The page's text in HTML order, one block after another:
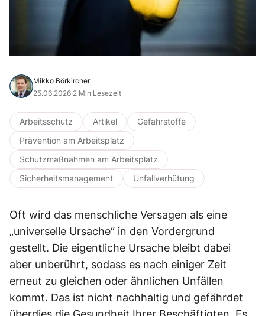
Mikko Börkircher
25.06.2026·2 Min Lesezeit
Arbeitsschutz Artikel
Gefahrstoffe
Prävention am Arbeitsplatz
Schutzmaßnahmen am Arbeitsplatz
Sicherheitsmanagement
Unfallverhütung
Oft wird das menschliche Versagen als eine
„universelle Ursache“ in den Vordergrund
gestellt. Die eigentliche Ursache bleibt dabei
aber unberührt, sodass es nach einiger Zeit
erneut zu gleichen oder ähnlichen Unfällen
kommt. Das ist nicht nachhaltig und gefährdet